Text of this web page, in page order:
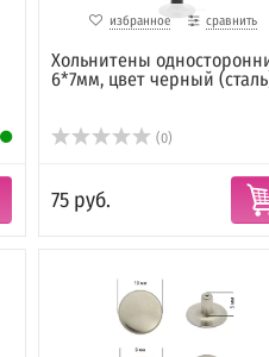
избранное сравнить
Хольнитены
6*7мм, цвет черный
(0)
75 руб.